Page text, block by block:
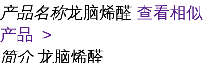
产品名称龙脑烯醛 查看相似
产品 >
简介 龙脑烯醛